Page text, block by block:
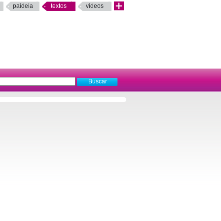
paideia textos videos